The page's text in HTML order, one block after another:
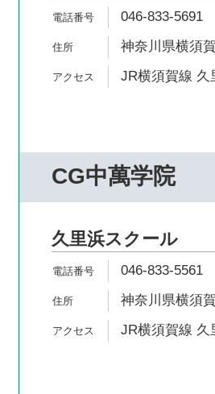
046-833-5691
神奈川県横須
JR横須賀線 久
CG中萬学院
久里浜スクール
046-833-5561
神奈川県横須
JR横須賀線 久